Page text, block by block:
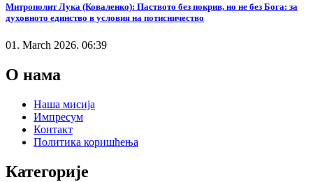
Митрополит Лука (Коваленко): Паството без покрив, но не без Бога: за
духовното единство в условия на потисничество
01. March 2026. 06:39
О нама
Наша мисија
Импресум
Контакт
Политика коришћења
Категорије